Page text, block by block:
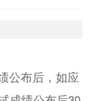
公布后，如应